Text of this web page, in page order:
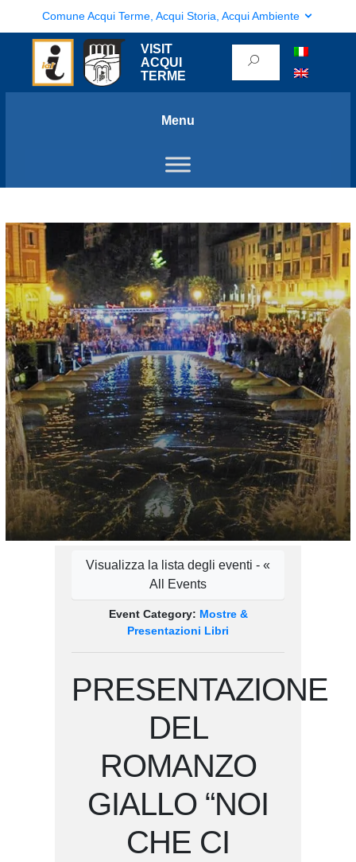
Comune Acqui Terme, Acqui Storia, Acqui Ambiente
VISIT
ACQUI
TERME
Menu
Visualizza la lista degli eventi - «
All Events
Event Category: Mostre &
Presentazioni Libri
PRESENTAZIONE
DEL
ROMANZO
GIALLO “NOI
CHE CI